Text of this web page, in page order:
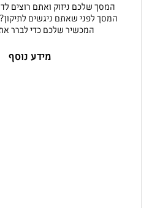
המסך שלכם ניזוק ואתם רוצים
המסך לפני שאתם ניגשים
המכשיר שלכם כדי לברר
מידע נוסף